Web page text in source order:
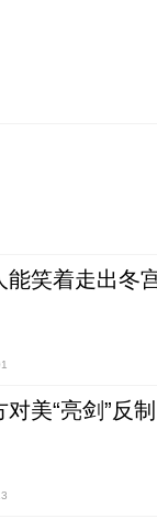
能笑着走出冬
对美“亮剑”反